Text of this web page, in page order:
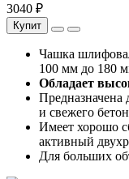
3040 ₽
Купит
Чашка
100 мм до 180
Обладает
Предназначена
и свежего
Имеет хорошо
активный
Для больших